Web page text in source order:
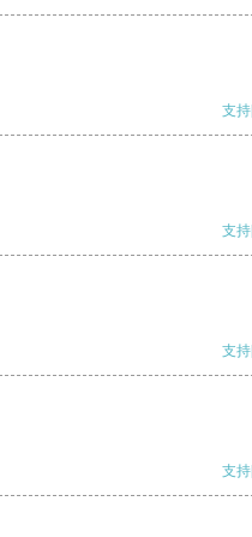
支持
支持
支持
支持